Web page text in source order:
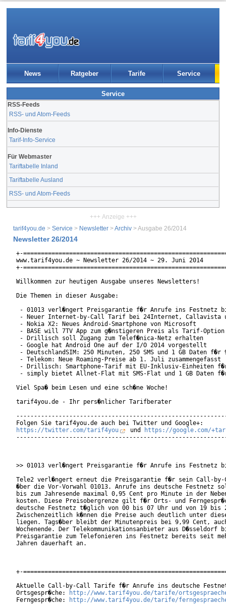
News Ratgeber Tarife Service
Service
RSS-Feeds
RSS- und Atom-Feeds
Info-Dienste
Tarif-Info-Service
Für Webmaster
Tariftabelle Inland
Tariftabelle Ausland
RSS- und Atom-Feeds
+++ Anzeige +++
tarif4you.de > Service > Newsletter >Archiv > Ausgabe 26/2014
Newsletter 26/2014
+-
www.tarif4you.de ~ Newsletter 26/2014 ~ 29. Juni 2014
+-
Willkommen zur heutigen Ausgabe unseres Newsletters!
Die Themen in dieser Ausgabe:
- 01013 verl�ngert Preisgarantie f�r Anrufe ins Festnetz
- Neuer Internet-by-Call Tarif bei 24Internet, Callavista
- Nokia X2: Neues Android-Smartphone von Microsoft
- BASE will 7TV App zum g�nstigeren Preis als Tarif-
- Drillisch soll Zugang zum Telef�nica-Netz erhalten
- Google hat Android One auf der I/O 2014 vorgestellt
- DeutschlandSIM: 250 Minuten, 250 SMS und 1 GB Daten f�r
- Telekom: Neue Roaming-Preise ab 1. Juli zusammengefasst
- Drillisch: Smartphone-Tarif mit EU-Inklusiv-Einheiten
- simply bietet Allnet-Flat mit SMS-Flat und 1 GB Daten
Viel Spa� beim Lesen und eine sch�ne Woche!
tarif4you.de - Ihr pers�nlicher Tarifberater
https://twitter.com/tarif4you
und
https://google.com/
>> 01013 verl�ngert Preisgarantie f�r Anrufe ins Festnetz
Tele2 verl�ngert erneut die Preisgarantie f�r sein Call-by-
�ber die Vor-Vorwahl 01013. Anrufe ins deutsche Festnetz
bis zum Jahresende maximal 0,95 Cent pro Minute in der
kosten. Diese Preisobergrenze gilt f�r Orts- und
deutsche Festnetz t�glich von 00 bis 07 Uhr und von 19 bis
Zwischenzeitlich k�nnen die Preise auch deutlich unter
liegen. Tags�ber bleibt der Minutenpreis bei 9,99 Cent,
Wochenende. Der Telekommunikationsanbieter aus D�sseldorf
Preisgarantie zum Telefonieren ins Festnetz bereits seit
Jahren dauerhaft an.
+-
Aktuelle Call-by-Call Tarife f�r Anrufe ins deutsche
Ortsgespr�che:
http://www.tarif4you.de/tarife/
Ferngespr�che:
http://www.tarif4you.de/tarife/